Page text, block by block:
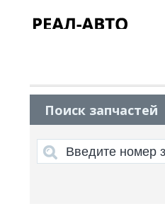
Поиск запчастей